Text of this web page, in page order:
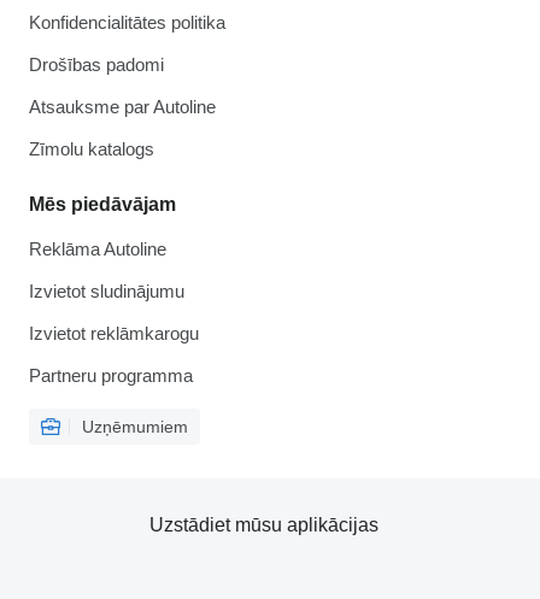
Konfidencialitātes politika
Drošības padomi
Atsauksme par Autoline
Zīmolu katalogs
Mēs piedāvājam
Reklāma Autoline
Izvietot sludinājumu
Izvietot reklāmkarogu
Partneru programma
Uzņēmumiem
Uzstādiet mūsu aplikācijas